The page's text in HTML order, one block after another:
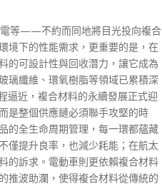
等——不約而同地將目光投向複合
境下的性能需求，更重要的是，在
的可設計性與回收潛力，讓它成為
璃纖維、環氧樹脂等領域已累積深
逼近，複合材料的永續發展正式迎
是整個供應鏈必須聯手攻堅的時
的全生命周期管理，每一環都蘊藏
僅提升良率，也減少耗能；在航太
的訴求。電動車則更依賴複合材料
推波助瀾，使得複合材料從傳統的